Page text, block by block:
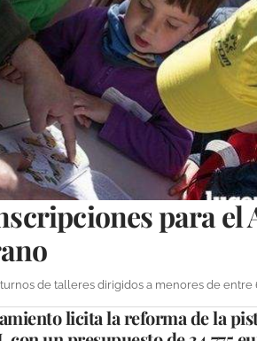
para el
de talleres dirigidos a menores de entre
licita la reforma de la